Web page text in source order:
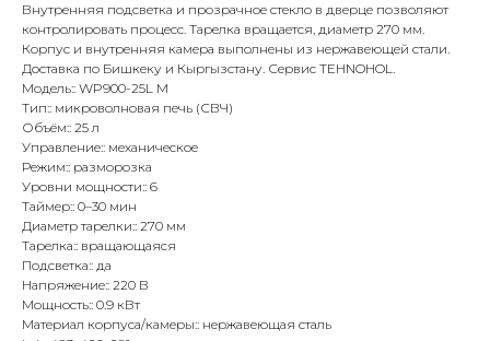
Внутренняя подсветка и прозрачное стекло в дверце позволяют
контролировать процесс. Тарелка вращается, диаметр 270 мм.
Корпус и внутренняя камера выполнены из нержавеющей стали.
Доставка по Бишкеку и Кыргызстану. Сервис TEHNOHOL.
Модель:: WP900-25L M
Тип:: микроволновая печь (СВЧ)
Объём:: 25 л
Управление:: механическое
Режим:: разморозка
Уровни мощности:: 6
Таймер:: 0–30 мин
Диаметр тарелки:: 270 мм
Тарелка:: вращающаяся
Подсветка:: да
Напряжение:: 220 В
Мощность:: 0.9 кВт
Материал корпуса/камеры:: нержавеющая сталь